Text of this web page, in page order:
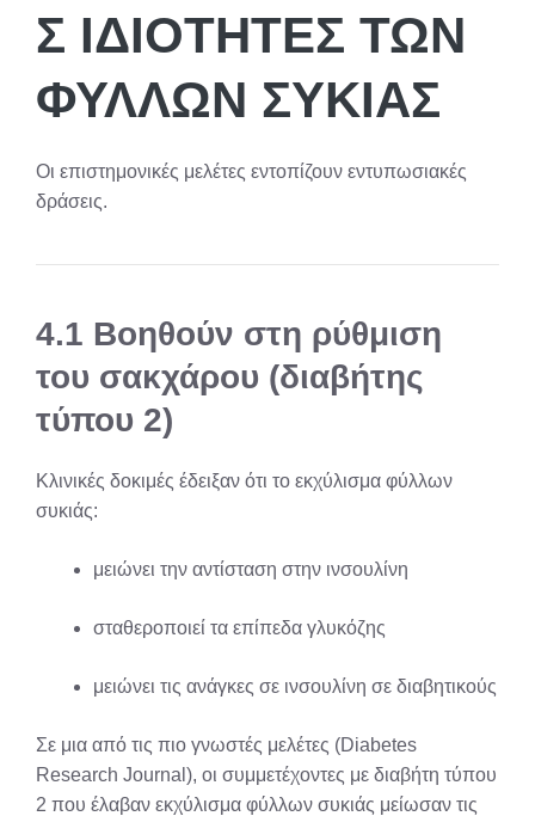
Σ ΙΔΙΌΤΗΤΕΣ ΤΩΝ
ΦΎΛΛΩΝ ΣΥΚΙΆΣ
Οι επιστημονικές μελέτες εντοπίζουν εντυπωσιακές
δράσεις.
4.1 Βοηθούν στη ρύθμιση
του σακχάρου (διαβήτης
τύπου 2)
Κλινικές δοκιμές έδειξαν ότι το εκχύλισμα φύλλων
συκιάς:
μειώνει την αντίσταση στην ινσουλίνη
σταθεροποιεί τα επίπεδα γλυκόζης
μειώνει τις ανάγκες σε ινσουλίνη σε διαβητικούς
Σε μια από τις πιο γνωστές μελέτες (Diabetes
Research Journal), οι συμμετέχοντες με διαβήτη τύπου
2 που έλαβαν εκχύλισμα φύλλων συκιάς μείωσαν τις